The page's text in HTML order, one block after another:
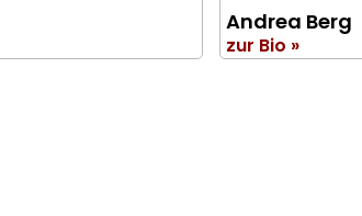
Andrea Berg
zur Bio »